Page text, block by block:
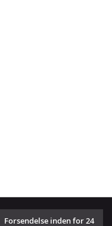
Forsendelse inden for 24